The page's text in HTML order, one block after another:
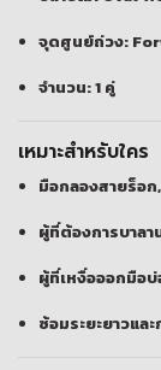
จุดศูนย์ถ่วง:
จำนวน: 1 คู่
เหมาะสำหรับใคร
มือกลองสายร็อ
ผู้ที่ต้องการบาลา
ผู้ที่เหงื่อออกมือบ่
ซ้อมระยะยาวแล